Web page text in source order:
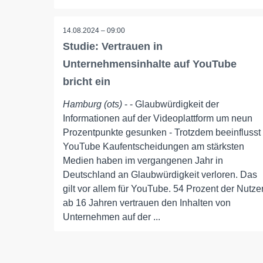
14.08.2024 – 09:00
Studie: Vertrauen in
Unternehmensinhalte auf YouTube
bricht ein
Hamburg (ots) - - Glaubwürdigkeit der
Informationen auf der Videoplattform um neun
Prozentpunkte gesunken - Trotzdem beeinflusst
YouTube Kaufentscheidungen am stärksten
Medien haben im vergangenen Jahr in
Deutschland an Glaubwürdigkeit verloren. Das
gilt vor allem für YouTube. 54 Prozent der
ab 16 Jahren vertrauen den Inhalten von
Unternehmen auf der ...